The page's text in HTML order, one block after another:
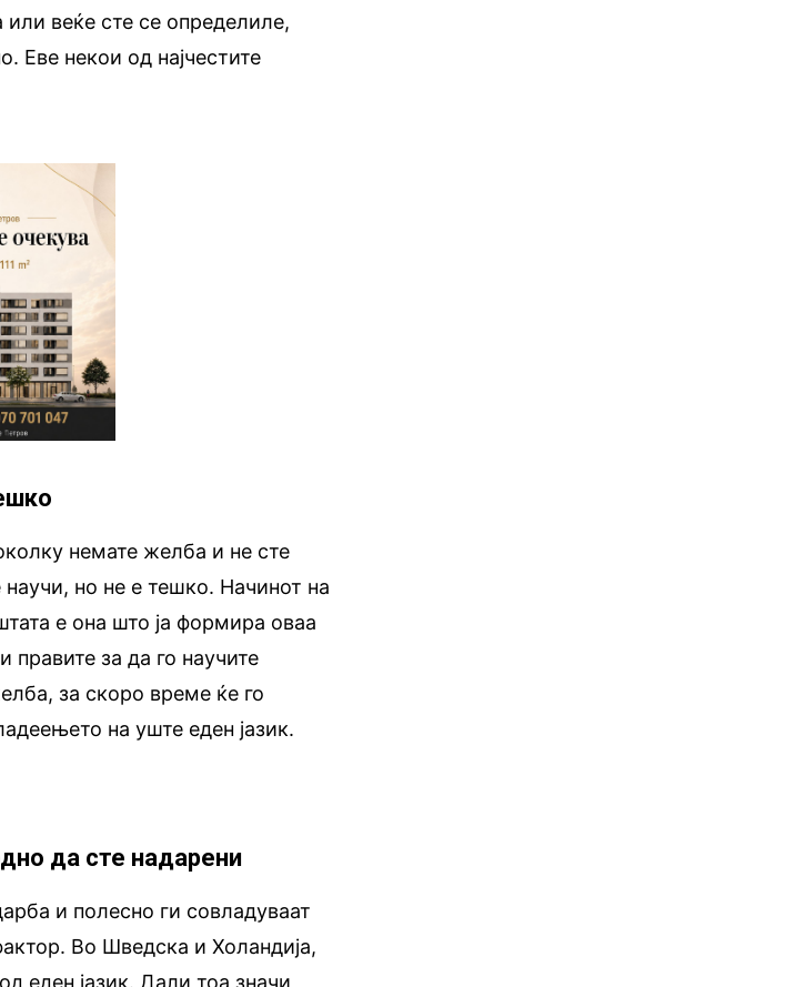
веќе сте се определиле,
Еве некои од најчестите
немате желба и не сте
но не е тешко. Начинот на
е она што ја формира оваа
правите за да го научите
за скоро време ќе го
на уште еден јазик.
да сте надарени
и полесно ги совладуваат
Во Шведска и Холандија,
еден јазик. Дали тоа значи